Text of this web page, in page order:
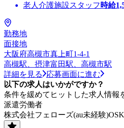
老人介護施設スタッフ 時給
勤務地
面接地
大阪府高槻市真上町1-4-1
高槻駅、摂津富田駅、高槻市駅
詳細を見る
応募画面に進む
以下の求人はいかがですか？
条件を緩めてヒットした求人情報
派遣労働者
株式会社フェローズ(au未経験